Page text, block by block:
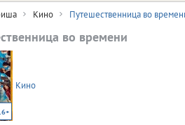
Кино Путешественница во
во времени
Кино